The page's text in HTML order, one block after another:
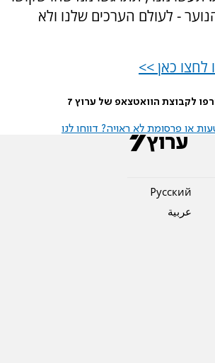
- לעולם הערכים שלנו ולא
לחצו כאן >>
לקבוצת הוואטצאפ של ערוץ 7
או פרסומת לא ראויה? דווחו לנו
Pусский
عربية